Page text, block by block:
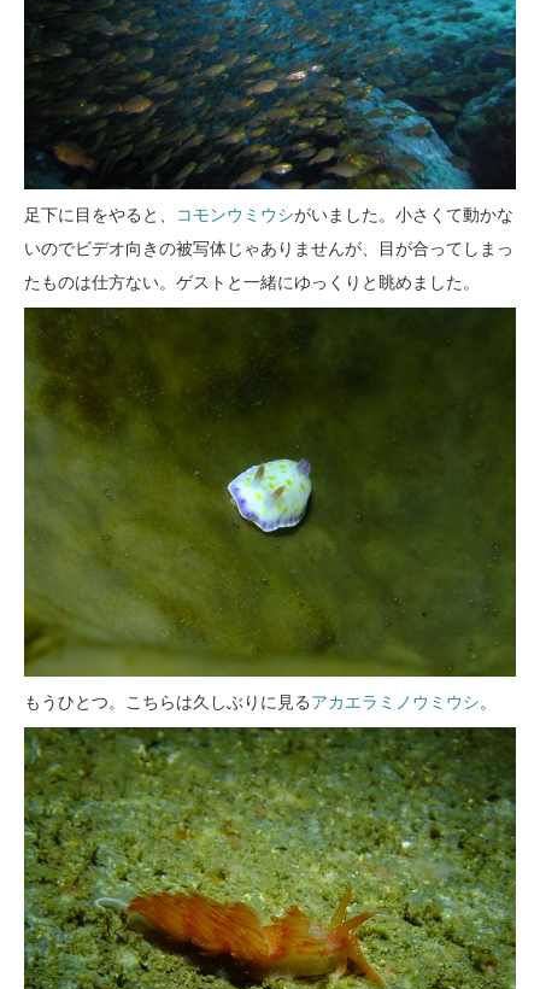
足下に目をやると、 コモンウミウシがいました。小さくて動かな
いのでビデオ向きの被写体じゃありませんが、目が合ってしまっ
たものは仕方ない。ゲストと一緒にゆっくりと眺めました。
もうひとつ。こちらは久しぶりに見るアカエラミノウミウシ。